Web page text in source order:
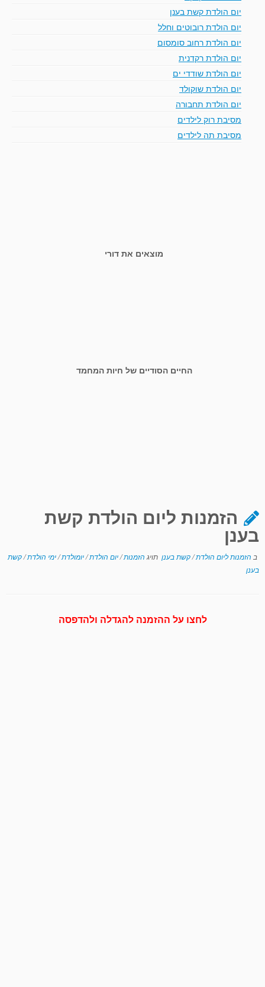
יום הולדת קשת בענן
יום הולדת רובוטים וחלל
יום הולדת רחוב סומסום
יום הולדת רקדנית
יום הולדת שודדי ים
יום הולדת שוקולד
יום הולדת תחבורה
מסיבת רוק לילדים
מסיבת תה לילדים
מוצאים את דורי
החיים הסודיים של חיות המחמד
הזמנות ליום הולדת קשת
בענן
ב הזמנות ליום הולדת/קשת בענן תויג הזמנות/יום הולדת/יומולדת/ימי הולדת/קשת
בענן
לחצו על ההזמנה להגדלה ולהדפסה